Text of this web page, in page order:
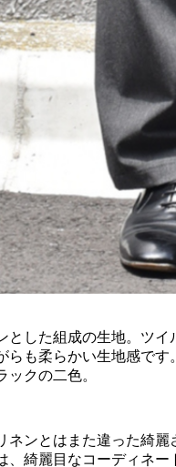
とした組成の生地。ツイ
らも柔らかい生地感です。
ックの二色。
ネンとはまた違った綺麗
、綺麗目なコーディネー